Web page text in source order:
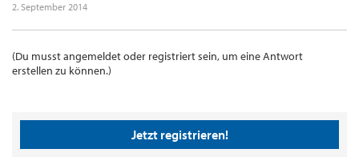
2. September 2014
(Du musst angemeldet oder registriert sein, um eine Antwort
erstellen zu können.)
Jetzt registrieren!